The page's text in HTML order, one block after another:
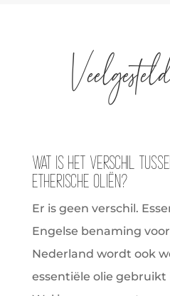
Wat is het verschil
etherische oliën?
Er is geen verschil.
Engelse benaming
Nederland wordt ook
essentiële olie gebruikt